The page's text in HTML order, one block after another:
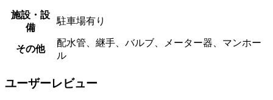
施設・設
備
駐車場有り
その他
配水管、継手、バルブ、メーター器、マンホー
ル
ユーザーレビュー